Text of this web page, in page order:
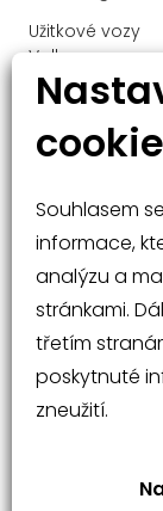
COC
shodě
STATUS 3
Užitkové vozy
Volkswagen
Audi
Mercedes-Benz
Souhlasem
informace,
analýzu a
stránkami. Dále souhlasíte s předáním údajů
třetím
poskytnuté
zneužití.